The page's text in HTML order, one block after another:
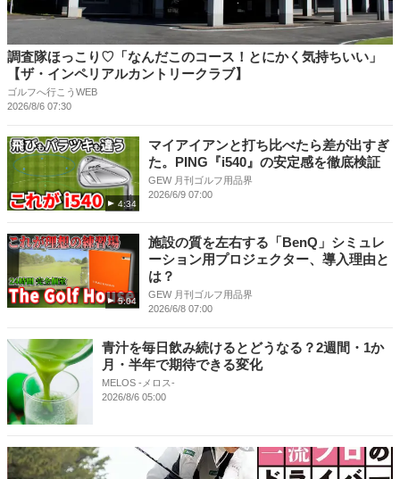
調査隊ほっこり♡「なんだこのコース！とにかく気持ちいい」
【ザ・インペリアルカントリークラブ】
ゴルフへ行こうWEB
2026/8/6 07:30
4:34
マイアイアンと打ち比べたら差が出すぎ
た。PING『i540』の安定感を徹底検証
GEW 月刊ゴルフ用品界
2026/6/9 07:00
5:04
施設の質を左右する「BenQ」シミュレ
ーション用プロジェクター、導入理由と
は？
GEW 月刊ゴルフ用品界
2026/6/8 07:00
青汁を毎日飲み続けるとどうなる？2週間・1か
月・半年で期待できる変化
MELOS -メロス-
2026/8/6 05:00